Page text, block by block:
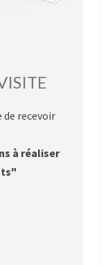
recevoir
à réaliser